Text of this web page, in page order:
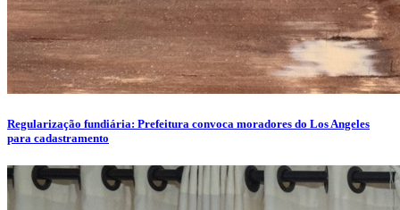
Regularização fundiária: Prefeitura convoca moradores do Los Angeles
para cadastramento